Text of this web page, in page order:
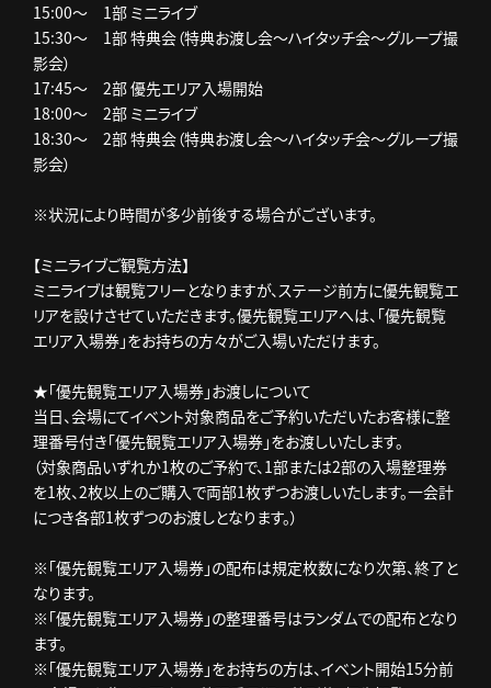
15:00～ 1部 ミニライブ
15:30～ 1部 特典会（特典お渡し会～ハイタッチ会～グループ撮
影会）
17:45～ 2部 優先エリア入場開始
18:00～ 2部 ミニライブ
18:30～ 2部 特典会（特典お渡し会～ハイタッチ会～グループ撮
影会）
※状況により時間が多少前後する場合がございます。
【ミニライブご観覧方法】
ミニライブは観覧フリーとなりますが、ステージ前方に優先観覧エ
リアを設けさせていただきます。優先観覧エリアへは、「優先観覧
エリア入場券」をお持ちの方々がご入場いただけます。
★「優先観覧エリア入場券」お渡しについて
当日、会場にてイベント対象商品をご予約いただいたお客様に整
理番号付き「優先観覧エリア入場券」をお渡しいたします。
（対象商品いずれか1枚のご予約で、1部または2部の入場整理券
を1枚、2枚以上のご購入で両部1枚ずつお渡しいたします。一会計
につき各部1枚ずつのお渡しとなります。）
※「優先観覧エリア入場券」の配布は規定枚数になり次第、終了と
なります。
※「優先観覧エリア入場券」の整理番号はランダムでの配布となり
ます。
※「優先観覧エリア入場券」をお持ちの方は、イベント開始15分前